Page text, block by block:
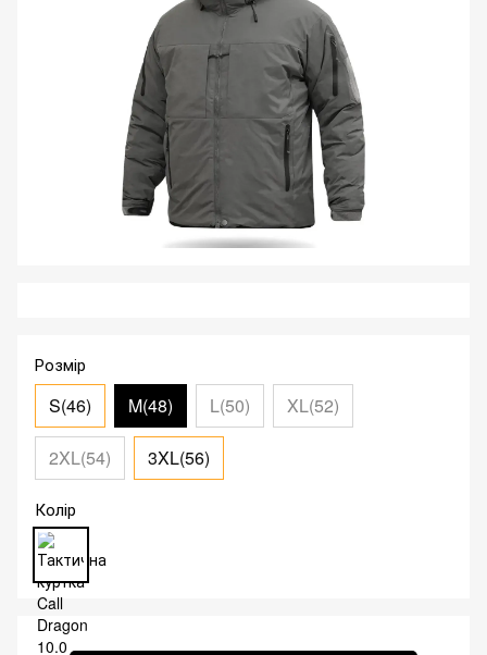
Розмір
S(46) M(48) L(50) XL(52)
2XL(54) 3XL(56)
Колір